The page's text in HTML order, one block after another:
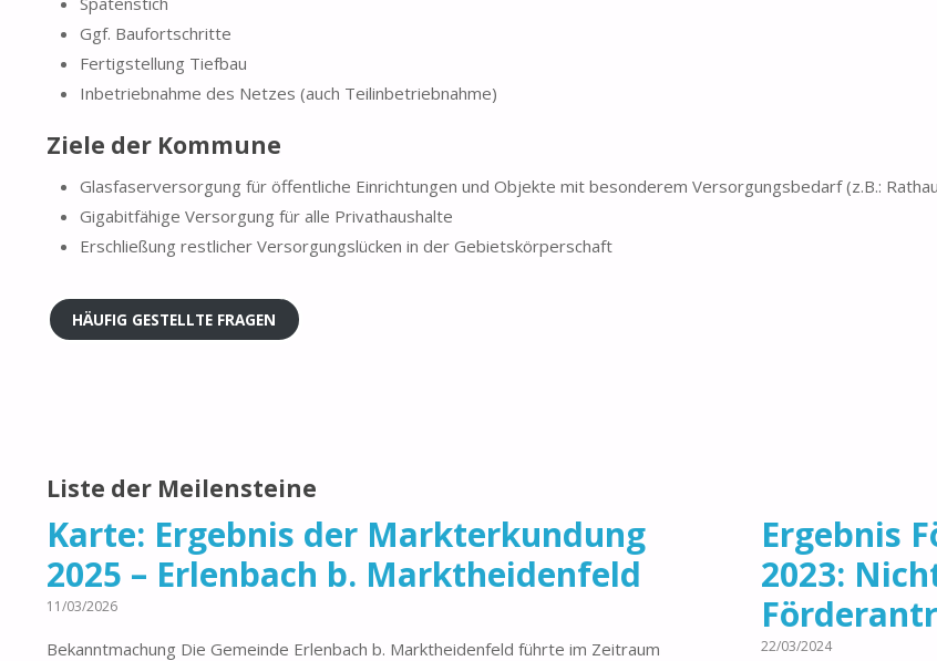
Ggf. Baufortschritte
Fertigstellung Tiefbau
Inbetriebnahme des Netzes (auch Teilinbetriebnahme)
Ziele der Kommune
Glasfaserversorgung für öffentliche Einrichtungen und Objekte mit besonderem Versorgungsbedarf (z.B.:
Gigabitfähige Versorgung für alle Privathaushalte
Erschließung restlicher Versorgungslücken in der Gebietskörperschaft
HÄUFIG GESTELLTE FRAGEN
Liste der Meilensteine
Karte: Ergebnis der Markterkundung
2025 – Erlenbach b. Marktheidenfeld
11/03/2026
Bekanntmachung Die Gemeinde Erlenbach b. Marktheidenfeld führte im Zeitraum
Ergebnis
2023:
22/03/2024